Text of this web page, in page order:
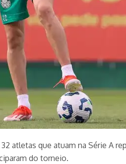
atletas que atuam na Série A
do torneio.